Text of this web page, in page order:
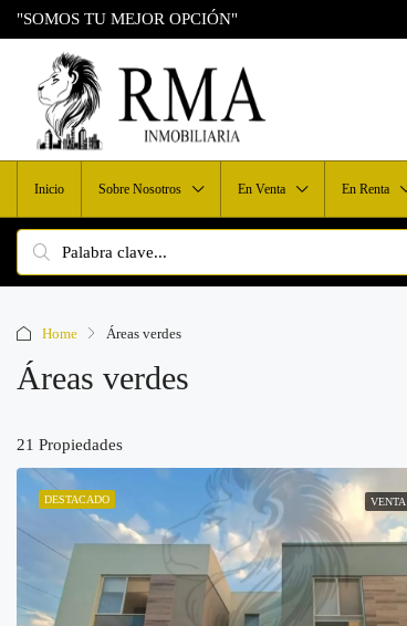
"SOMOS TU MEJOR OPCIÓN"
Inicio Sobre Nosotros En Venta En Renta
Home Áreas verdes
Áreas verdes
21 Propiedades
DESTACADO VENTA